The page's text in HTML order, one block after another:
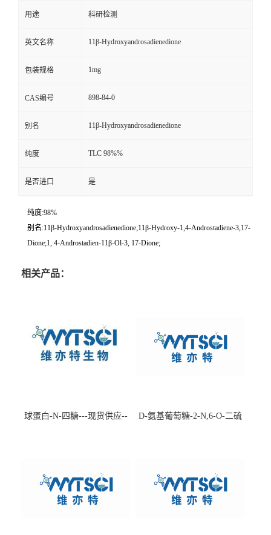
用途 科研检测
英文名称 11β-Hydroxyandrosadienedione
包装规格 1mg
CAS编号 898-84-0
别名 11β-Hydroxyandrosadienedione
纯度 TLC 98%%
是否进口 是
纯度:98%
别名:11β-Hydroxyandrosadienedione;11β-Hydroxy-1,4-Androstadiene-3,17-
Dione;1, 4-Androstadien-11β-Ol-3, 17-Dione;
相关产品：
球蛋白-N-四糖---现货供应--
D-氨基葡萄糖-2-N,6-O-二硫